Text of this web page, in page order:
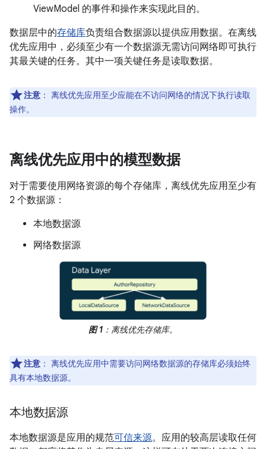
ViewModel 的事件和操作来实现此目的。
数据层中的存储库负责组合数据源以提供应用数据。在离线
优先应用中，必须至少有一个数据源无需访问网络即可执行
其最关键的任务。其中一项关键任务是读取数据。
注意 ： 离线优先应用至少应能在不访问网络的情况下执行读取
操作。
离线优先应用中的模型数据
对于需要使用网络资源的每个存储库，离线优先应用至少有
2 个数据源：
本地数据源
网络数据源
图 1 ：离线优先存储库。
注意 ： 离线优先应用中需要访问网络数据源的存储库必须始终
具有本地数据源。
本地数据源
本地数据源是应用的规范可信来源。应用的较高层读取任何